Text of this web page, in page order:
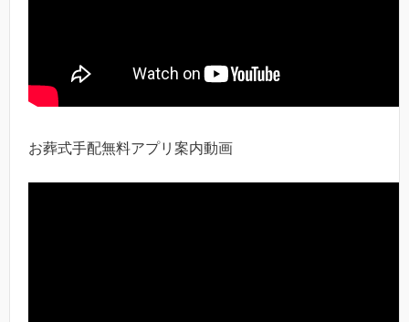
お葬式手配無料アプリ案内動画